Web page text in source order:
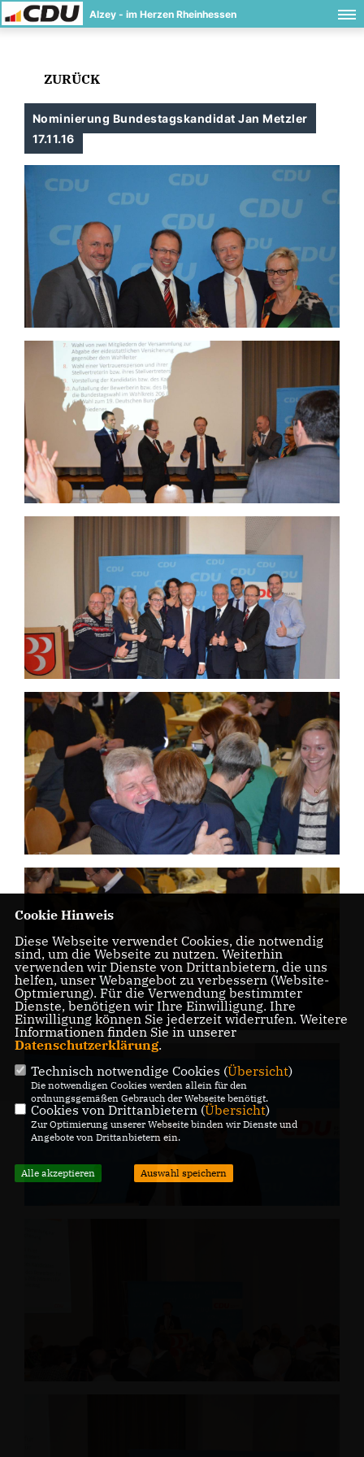
Alzey - im Herzen Rheinhessen
ZURÜCK
Nominierung Bundestagskandidat Jan Metzler
17.11.16
Cookie Hinweis
Diese Webseite verwendet Cookies, die notwendig
sind, um die Webseite zu nutzen. Weiterhin
verwenden wir Dienste von Drittanbietern, die uns
helfen, unser Webangebot zu verbessern (Website-
Optmierung). Für die Verwendung bestimmter
Dienste, benötigen wir Ihre Einwilligung. Ihre
Einwilligung können Sie jederzeit widerrufen. Weitere
Informationen finden Sie in unserer
Datenschutzerklärung.
Technisch notwendige Cookies (Übersicht)
Die notwendigen Cookies werden allein für den
ordnungsgemäßen Gebrauch der Webseite benötigt.
Cookies von Drittanbietern (Übersicht)
Zur Optimierung unserer Webseite binden wir Dienste und
Angebote von Drittanbietern ein.
Alle akzeptieren Auswahl speichern